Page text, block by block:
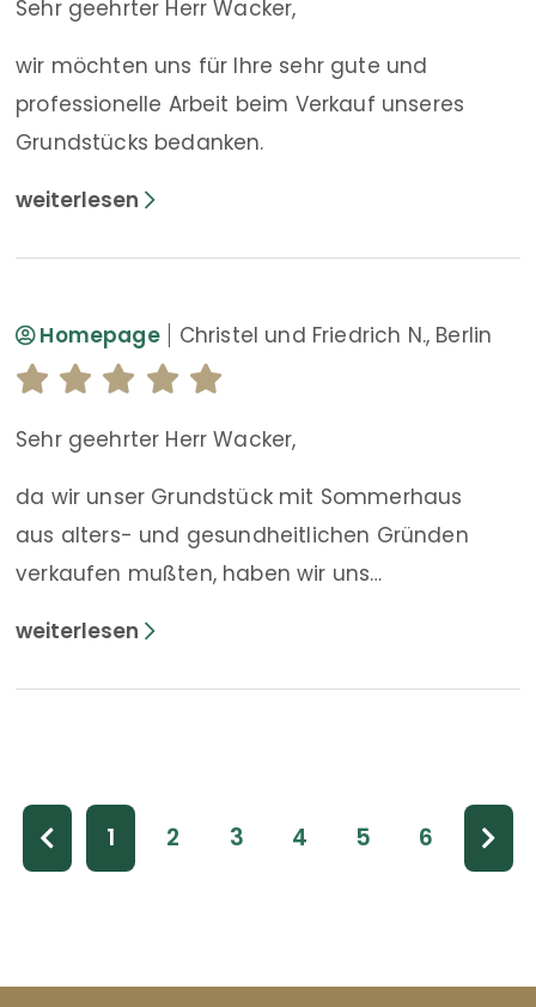
Sehr geehrter Herr Wacker,
wir möchten uns für Ihre sehr gute und
professionelle Arbeit beim Verkauf unseres
Grundstücks bedanken.
Homepage Christel und Friedrich N., Berlin
Sehr geehrter Herr Wacker,
da wir unser Grundstück mit Sommerhaus
aus alters- und gesundheitlichen Gründen
verkaufen mußten, haben wir uns
Vom ersten Telefonat bis zum Verkauf dauerte
1 2 3 4 5 6